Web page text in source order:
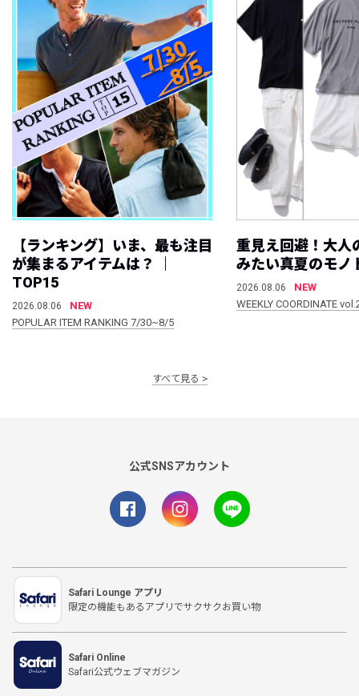
【ランキング】いま、最も注目
が集まるアイテムは？ ｜
TOP15
2026.08.06
NEW
POPULAR ITEM RANKING 7/30~8/5
重見え回避！大人
みたい真夏のモノ
2026.08.06
NEW
WEEKLY COORDINATE
すべて見る
公式SNSアカウント
Safari Lounge アプリ
限定の機能もあるアプリでサクサクお買い物
Safari Online
Safari公式ウェブマガジン